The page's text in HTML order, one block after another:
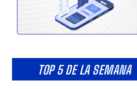
TOP 5 DE LA SEMANA